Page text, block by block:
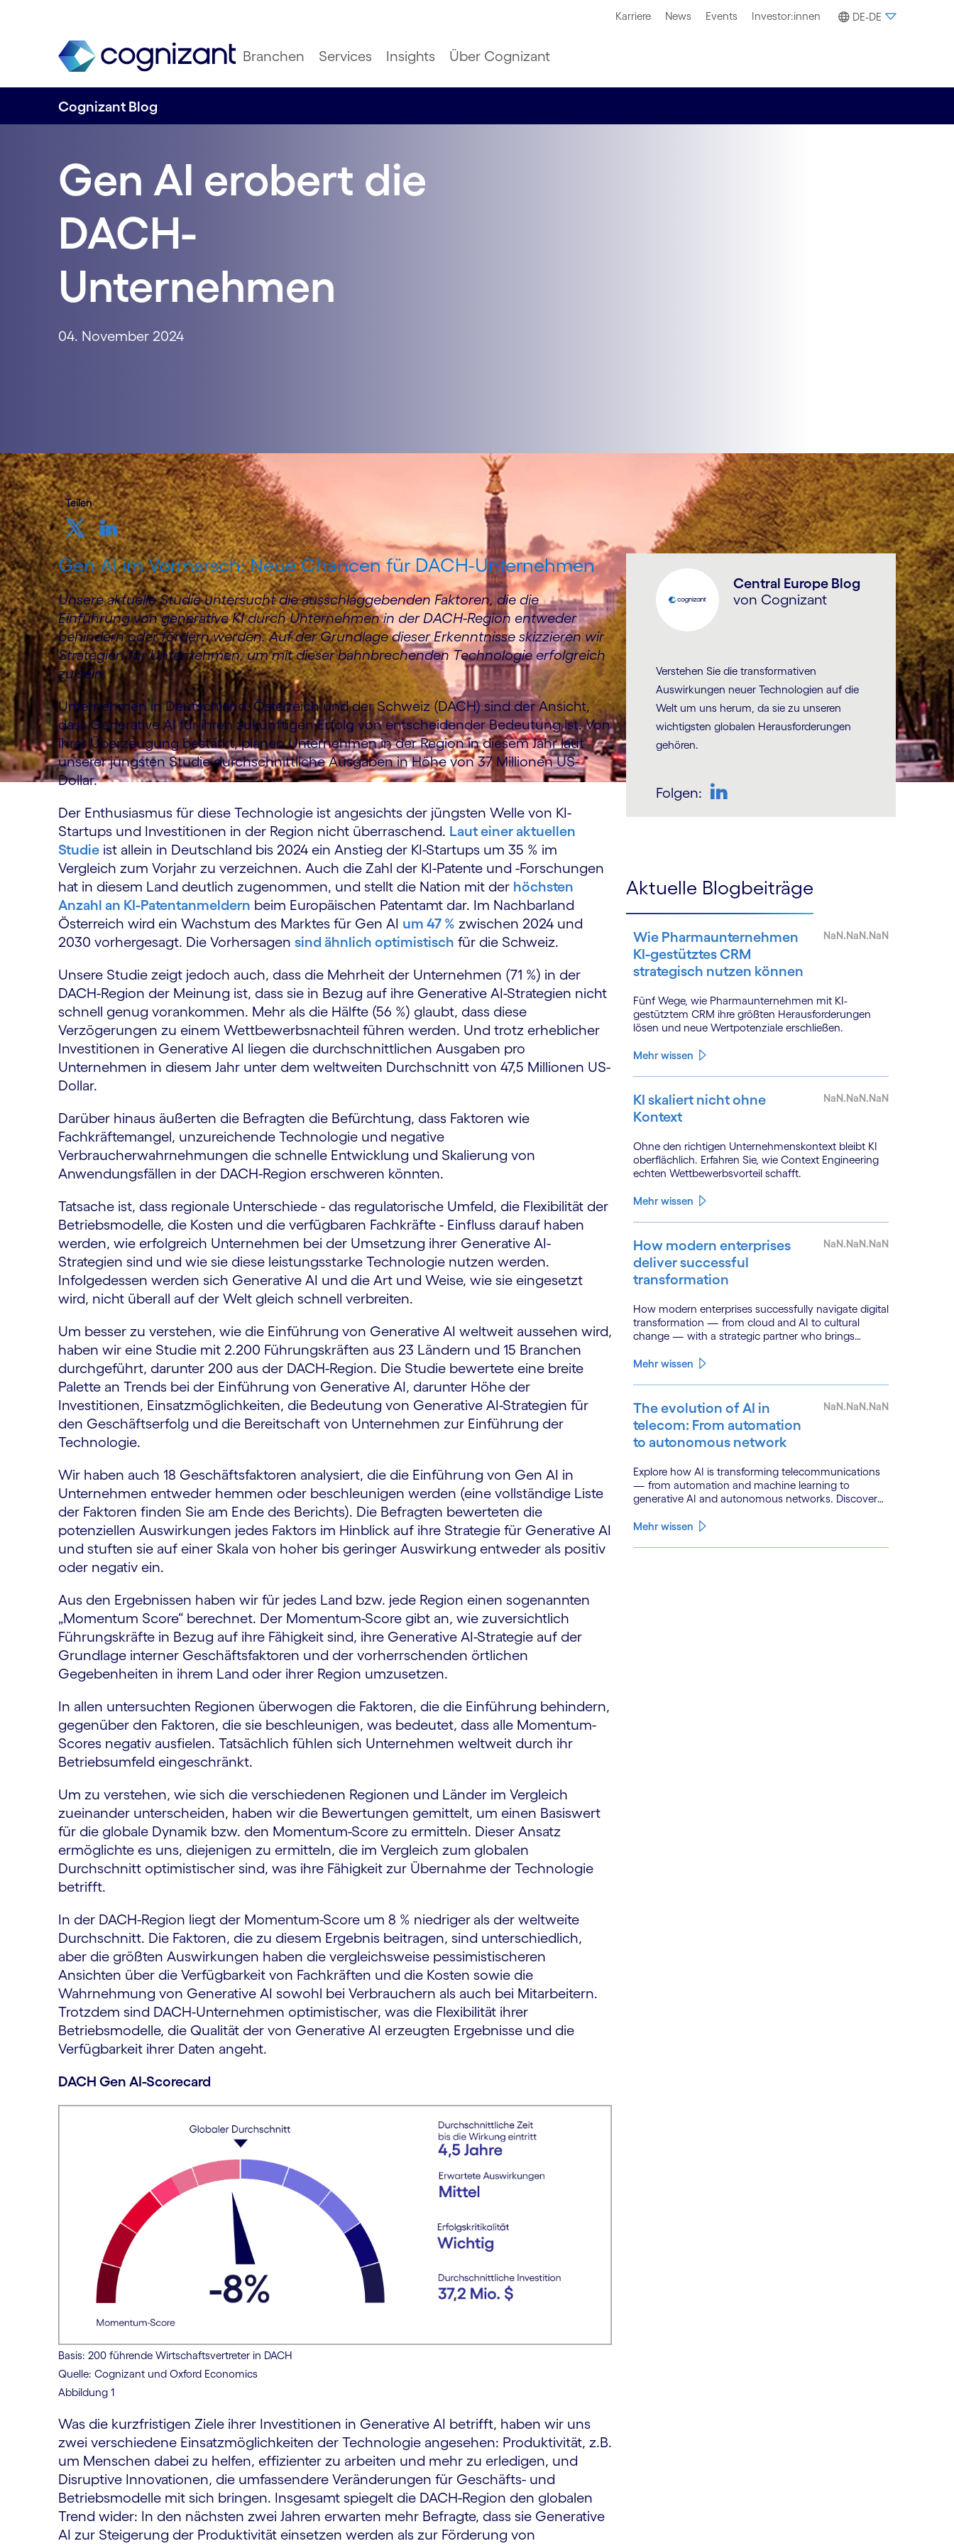
Karriere News Events Investor:innen DE-DE
Branchen Services Insights Über Cognizant
Cognizant Blog
Gen AI erobert die
DACH-
Unternehmen
04. November 2024
Teilen
Gen AI im Vormarsch: Neue Chancen für DACH-Unternehmen
Unsere aktuelle Studie untersucht die ausschlaggebenden Faktoren, die die
Einführung von generative KI durch Unternehmen in der DACH-Region entweder
behindern oder fördern werden. Auf der Grundlage dieser Erkenntnisse skizzieren wir
Strategien für Unternehmen, um mit dieser bahnbrechenden Technologie erfolgreich
zu sein.
Unternehmen in Deutschland, Österreich und der Schweiz (DACH) sind der Ansicht,
dass Generative AI für ihren zukünftigen Erfolg von entscheidender Bedeutung ist. Von
ihrer Überzeugung bestärkt, planen Unternehmen in der Region in diesem Jahr laut
unserer jüngsten Studie durchschnittliche Ausgaben in Höhe von 37 Millionen US-
Dollar.
Der Enthusiasmus für diese Technologie ist angesichts der jüngsten Welle von KI-
Startups und Investitionen in der Region nicht überraschend. Laut einer aktuellen
Studie ist allein in Deutschland bis 2024 ein Anstieg der KI-Startups um 35 % im
Vergleich zum Vorjahr zu verzeichnen. Auch die Zahl der KI-Patente und -Forschungen
hat in diesem Land deutlich zugenommen, und stellt die Nation mit der höchsten
Anzahl an KI-Patentanmeldern beim Europäischen Patentamt dar. Im Nachbarland
Österreich wird ein Wachstum des Marktes für Gen AI um 47 % zwischen 2024 und
2030 vorhergesagt. Die Vorhersagen sind ähnlich optimistisch für die Schweiz.
Unsere Studie zeigt jedoch auch, dass die Mehrheit der Unternehmen (71 %) in der
DACH-Region der Meinung ist, dass sie in Bezug auf ihre Generative AI-Strategien nicht
schnell genug vorankommen. Mehr als die Hälfte (56 %) glaubt, dass diese
Verzögerungen zu einem Wettbewerbsnachteil führen werden. Und trotz erheblicher
Investitionen in Generative AI liegen die durchschnittlichen Ausgaben pro
Unternehmen in diesem Jahr unter dem weltweiten Durchschnitt von 47,5 Millionen US-
Dollar.
Darüber hinaus äußerten die Befragten die Befürchtung, dass Faktoren wie
Fachkräftemangel, unzureichende Technologie und negative
Verbraucherwahrnehmungen die schnelle Entwicklung und Skalierung von
Anwendungsfällen in der DACH-Region erschweren könnten.
Tatsache ist, dass regionale Unterschiede - das regulatorische Umfeld, die Flexibilität der
Betriebsmodelle, die Kosten und die verfügbaren Fachkräfte - Einfluss darauf haben
werden, wie erfolgreich Unternehmen bei der Umsetzung ihrer Generative AI-
Strategien sind und wie sie diese leistungsstarke Technologie nutzen werden.
Infolgedessen werden sich Generative AI und die Art und Weise, wie sie eingesetzt
wird, nicht überall auf der Welt gleich schnell verbreiten.
Um besser zu verstehen, wie die Einführung von Generative AI weltweit aussehen wird,
haben wir eine Studie mit 2.200 Führungskräften aus 23 Ländern und 15 Branchen
durchgeführt, darunter 200 aus der DACH-Region. Die Studie bewertete eine breite
Palette an Trends bei der Einführung von Generative AI, darunter Höhe der
Investitionen, Einsatzmöglichkeiten, die Bedeutung von Generative AI-Strategien für
den Geschäftserfolg und die Bereitschaft von Unternehmen zur Einführung der
Technologie.
Wir haben auch 18 Geschäftsfaktoren analysiert, die die Einführung von Gen AI in
Unternehmen entweder hemmen oder beschleunigen werden (eine vollständige Liste
der Faktoren finden Sie am Ende des Berichts). Die Befragten bewerteten die
potenziellen Auswirkungen jedes Faktors im Hinblick auf ihre Strategie für Generative AI
und stuften sie auf einer Skala von hoher bis geringer Auswirkung entweder als positiv
oder negativ ein.
Aus den Ergebnissen haben wir für jedes Land bzw. jede Region einen sogenannten
„Momentum Score“ berechnet. Der Momentum-Score gibt an, wie zuversichtlich
Führungskräfte in Bezug auf ihre Fähigkeit sind, ihre Generative AI-Strategie auf der
Grundlage interner Geschäftsfaktoren und der vorherrschenden örtlichen
Gegebenheiten in ihrem Land oder ihrer Region umzusetzen.
In allen untersuchten Regionen überwogen die Faktoren, die die Einführung behindern,
gegenüber den Faktoren, die sie beschleunigen, was bedeutet, dass alle Momentum-
Scores negativ ausfielen. Tatsächlich fühlen sich Unternehmen weltweit durch ihr
Betriebsumfeld eingeschränkt.
Um zu verstehen, wie sich die verschiedenen Regionen und Länder im Vergleich
zueinander unterscheiden, haben wir die Bewertungen gemittelt, um einen Basiswert
für die globale Dynamik bzw. den Momentum-Score zu ermitteln. Dieser Ansatz
ermöglichte es uns, diejenigen zu ermitteln, die im Vergleich zum globalen
Durchschnitt optimistischer sind, was ihre Fähigkeit zur Übernahme der Technologie
betrifft.
In der DACH-Region liegt der Momentum-Score um 8 % niedriger als der weltweite
Durchschnitt. Die Faktoren, die zu diesem Ergebnis beitragen, sind unterschiedlich,
aber die größten Auswirkungen haben die vergleichsweise pessimistischeren
Ansichten über die Verfügbarkeit von Fachkräften und die Kosten sowie die
Wahrnehmung von Generative AI sowohl bei Verbrauchern als auch bei Mitarbeitern.
Trotzdem sind DACH-Unternehmen optimistischer, was die Flexibilität ihrer
Betriebsmodelle, die Qualität der von Generative AI erzeugten Ergebnisse und die
Verfügbarkeit ihrer Daten angeht.
DACH Gen AI-Scorecard
Basis: 200 führende Wirtschaftsvertreter in DACH
Quelle: Cognizant und Oxford Economics
Abbildung 1
Was die kurzfristigen Ziele ihrer Investitionen in Generative AI betrifft, haben wir uns
zwei verschiedene Einsatzmöglichkeiten der Technologie angesehen: Produktivität, z.B.
um Menschen dabei zu helfen, effizienter zu arbeiten und mehr zu erledigen, und
Disruptive Innovationen, die umfassendere Veränderungen für Geschäfts- und
Betriebsmodelle mit sich bringen. Insgesamt spiegelt die DACH-Region den globalen
Trend wider: In den nächsten zwei Jahren erwarten mehr Befragte, dass sie Generative
AI zur Steigerung der Produktivität einsetzen werden als zur Förderung von
Central Europe Blog
von Cognizant
Verstehen Sie die trans­for­ma­tiven
Auswirkungen neuer Tech­no­logien auf die
Welt um uns herum, da sie zu unseren
wichtigsten globalen Heraus­for­derungen
gehören.
Folgen:
Aktuelle Blogbeiträge
Wie Pharmaunternehmen
KI-gestütztes CRM
strategisch nutzen können
NaN.NaN.NaN
Fünf Wege, wie Pharmaunternehmen mit KI-
gestütztem CRM ihre größten Herausforderungen
lösen und neue Wertpotenziale erschließen.
Mehr wissen
KI skaliert nicht ohne
Kontext
NaN.NaN.NaN
Ohne den richtigen Unternehmenskontext bleibt KI
oberflächlich. Erfahren Sie, wie Context Engineering
echten Wettbewerbsvorteil schafft.
Mehr wissen
How modern enterprises
deliver successful
transformation
NaN.NaN.NaN
How modern enterprises successfully navigate digital
transformation — from cloud and AI to cultural
change — with a strategic partner who brings
Mehr wissen
The evolution of AI in
telecom: From automation
to autonomous network
NaN.NaN.NaN
Explore how AI is transforming telecommunications
— from automation and machine learning to
generative AI and autonomous networks. Discover
Mehr wissen